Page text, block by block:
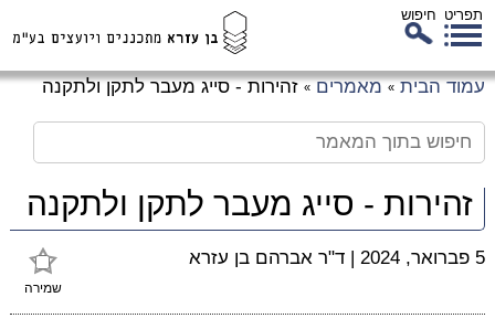
תפריט חיפוש
עמוד הבית » מאמרים » זהירות - סייג מעבר לתקן ולתקנה
זהירות - סייג מעבר לתקן ולתקנה
שמירה
5 פברואר, 2024 | ד"ר אברהם בן עזרא